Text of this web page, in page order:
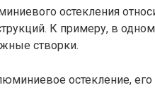
остекления
К примеру, в
створки.
остекление,